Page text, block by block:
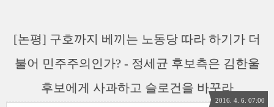
[논평] 구호까지 베끼는 노동당 따라 하기가 더
불어 민주주의인가? - 정세균 후보측은 김한울
후보에게 사과하고 슬로건을 바꾸라
2016. 4. 6. 07:00